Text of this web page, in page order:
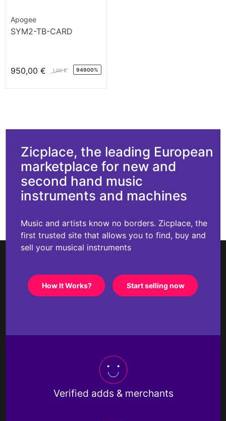
Apogee
SYM2-TB-CARD
950,00 € 1,00 € 94900%
Zicplace, the leading European
marketplace for new and
second hand music
instruments and machines
Music and artists know no borders. Zicplace, the
first trusted site that allows you to find, buy and
sell your musical instruments
How It Works? Start selling now
Verified adds & merchants